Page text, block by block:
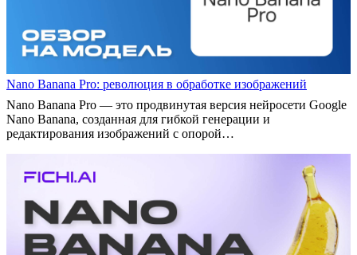
Nano Banana Pro: революция в обработке изображений
Nano Banana Pro — это продвинутая версия нейросети Google
Nano Banana, созданная для гибкой генерации и
редактирования изображений с опорой…